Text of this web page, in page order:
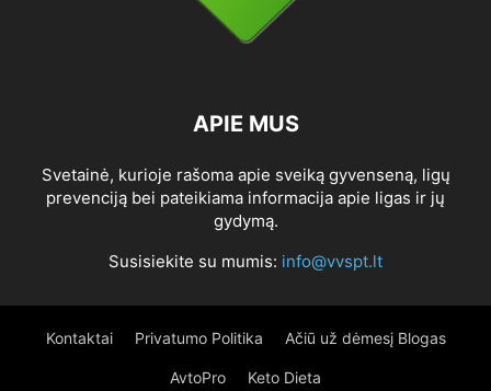
APIE MUS
Svetainė, kurioje rašoma apie sveiką gyvenseną, ligų
prevenciją bei pateikiama informacija apie ligas ir jų
gydymą.
Susisiekite su mumis: info@vvspt.lt
Kontaktai Privatumo Politika Ačiū už dėmesį Blogas
AvtoPro Keto Dieta